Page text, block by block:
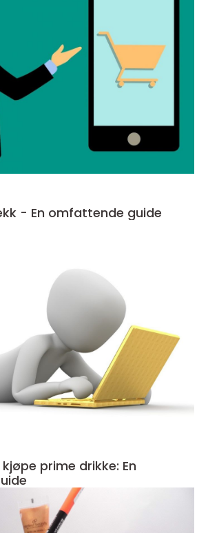
- En omfattende guide
prime drikke: En